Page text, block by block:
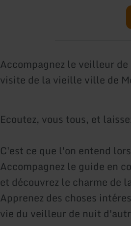
Accompagnez le veilleur
visite de la vieille ville de
Ecoutez, vous tous, et
C'est ce que l'on entend
Accompagnez le guide en
et découvrez le charme de
Apprenez des choses
vie du veilleur de nuit